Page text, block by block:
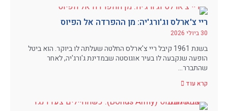
ריי צ'ארלס וג'ורג'יה: מן ההפרדה אל הפיוס
30 ביולי 2026
בשנת 1961 קיבל ריי צ'ארלס החלטה שעלתה לו ביוקר. הוא ביטל
הופעה שנקבעה לו בעיר אוגוסטה שבמדינת ג'ורג'יה, לאחר
שהתברר…
קרא עוד